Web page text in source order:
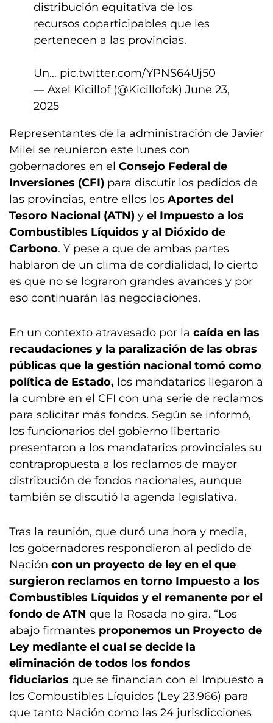
distribución equitativa de los
recursos coparticipables que les
pertenecen a las provincias.
Un… pic.twitter.com/YPNS64Uj50
— Axel Kicillof (@Kicillofok) June 23,
2025
Representantes de la administración de Javier
Milei se reunieron este lunes con
gobernadores en el Consejo Federal de
Inversiones (CFI) para discutir los pedidos de
las provincias, entre ellos los Aportes del
Tesoro Nacional (ATN) y el Impuesto a los
Combustibles Líquidos y al Dióxido de
Carbono. Y pese a que de ambas partes
hablaron de un clima de cordialidad, lo cierto
es que no se lograron grandes avances y por
eso continuarán las negociaciones.
En un contexto atravesado por la caída en las
recaudaciones y la paralización de las obras
públicas que la gestión nacional tomó como
política de Estado, los mandatarios llegaron a
la cumbre en el CFI con una serie de reclamos
para solicitar más fondos. Según se informó,
los funcionarios del gobierno libertario
presentaron a los mandatarios provinciales su
contrapropuesta a los reclamos de mayor
distribución de fondos nacionales, aunque
también se discutió la agenda legislativa.
Tras la reunión, que duró una hora y media,
los gobernadores respondieron al pedido de
Nación con un proyecto de ley en el que
surgieron reclamos en torno Impuesto a los
Combustibles Líquidos y el remanente por el
fondo de ATN que la Rosada no gira. “Los
abajo firmantes proponemos un Proyecto de
Ley mediante el cual se decide la
eliminación de todos los fondos
fiduciarios que se financian con el Impuesto a
los Combustibles Líquidos (Ley 23.966) para
que tanto Nación como las 24 jurisdicciones